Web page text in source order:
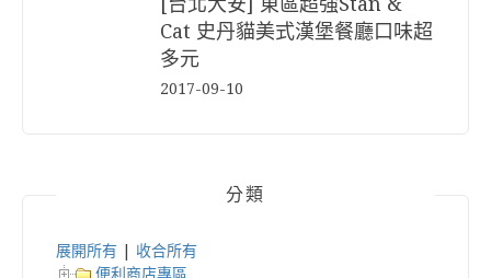
Cat 史丹貓美式漢堡餐廳口味超
多元
2017-09-10
分類
展開所有
收合所有
便利商店專區